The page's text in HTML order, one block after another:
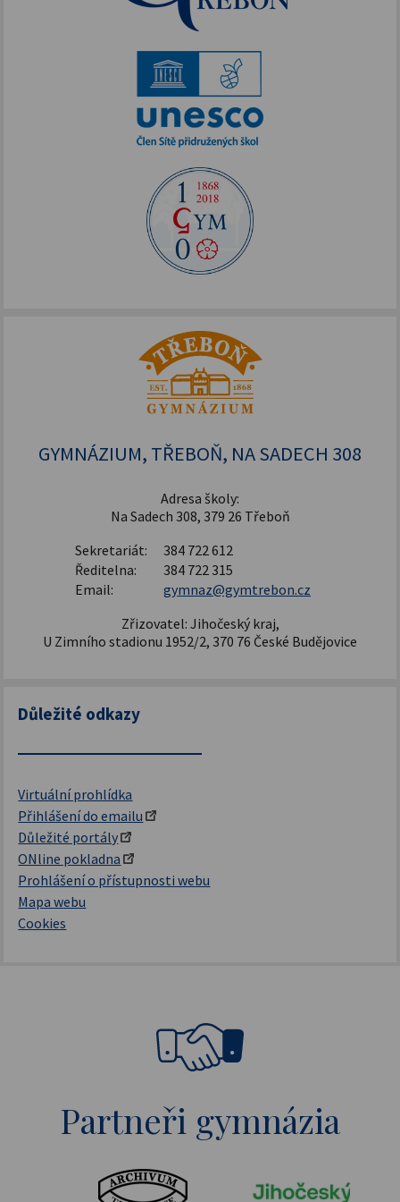
Podpora vzdělávání
Škola bez hranic
Půdní vestavba
Přírodovědné pobytové kurzy
Jazykové kompetence
Archív projektů
Zdravý životní styl
Akce podpořené FOTOS
Alej Toma Schreckera
FOTOSKOP
GYMNÁZIUM, TŘEBOŇ, NA SADECH 308
Adresa školy:
Na Sadech 308, 379 26 Třeboň
Sekretariát:
384 722 612
Ředitelna:
384 722 315
Email:
gymnaz@gymtrebon.cz
Zřizovatel: Jihočeský kraj,
U Zimního stadionu 1952/2, 370 76 České Budějovice
Důležité odkazy
Virtuální prohlídka
Přihlášení do emailu
Důležité portály
ONline pokladna
Prohlášení o přístupnosti webu
Mapa webu
Cookies
Partneři gymnázia